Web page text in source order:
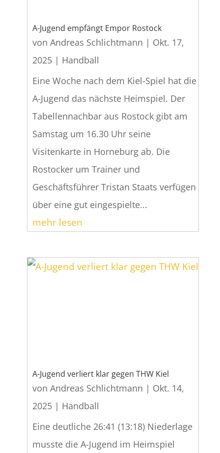
A-Jugend empfängt Empor Rostock
von Andreas Schlichtmann | Okt. 17,
2025| Handball
Eine Woche nach dem Kiel-Spiel hat die
A-Jugend das nächste Heimspiel. Der
Tabellennachbar aus Rostock gibt am
Samstag um 16.30 Uhr seine
Visitenkarte in Horneburg ab. Die
Rostocker um Trainer und
Geschäftsführer Tristan Staats verfügen
über eine gut eingespielte...
mehr lesen
A-Jugend verliert klar gegen THW Kiel
von Andreas Schlichtmann | Okt. 14,
2025| Handball
Eine deutliche 26:41 (13:18) Niederlage
musste die A-Jugend im Heimspiel